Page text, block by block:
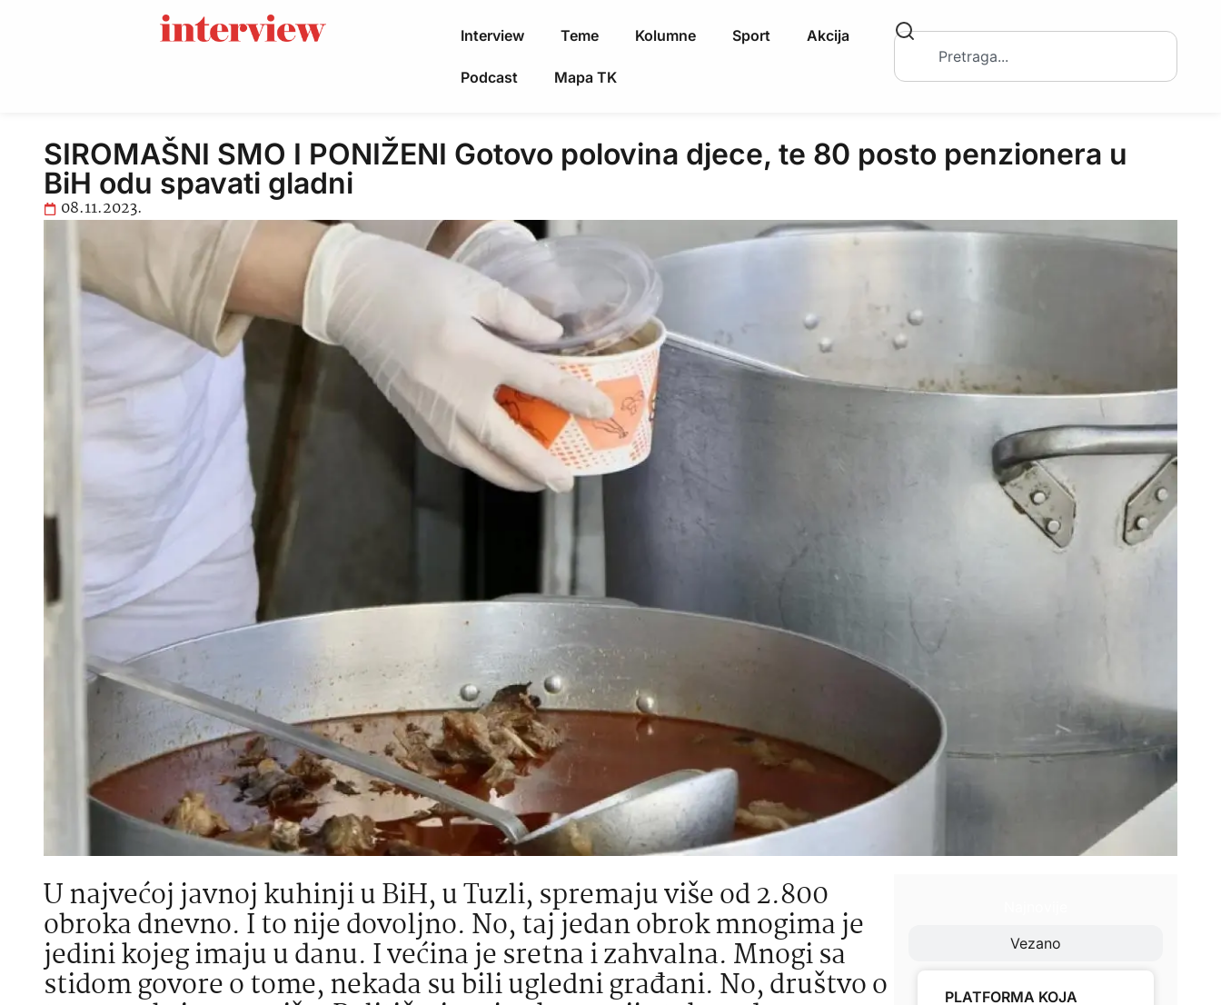
Interview Teme Kolumne Sport Akcija
Podcast Mapa TK
SIROMAŠNI SMO I PONIŽENI Gotovo polovina djece, te 80 posto penzionera u
BiH odu spavati gladni
08.11.2023.
U najvećoj javnoj kuhinji u BiH, u Tuzli, spremaju više od 2.800
obroka dnevno. I to nije dovoljno. No, taj jedan obrok mnogima je
jedini kojeg imaju u danu. I većina je sretna i zahvalna. Mnogi sa
stidom govore o tome, nekada su bili ugledni građani. No, društvo o
Vezano
PLATFORMA KOJA